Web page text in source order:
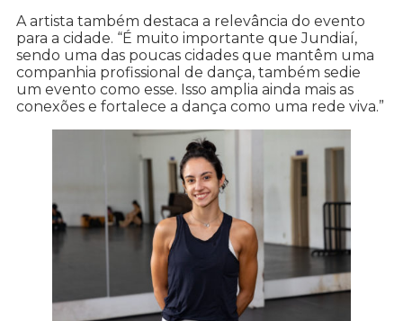
A artista também destaca a relevância do evento
para a cidade. “É muito importante que Jundiaí,
sendo uma das poucas cidades que mantêm uma
companhia profissional de dança, também sedie
um evento como esse. Isso amplia ainda mais as
conexões e fortalece a dança como uma rede viva.”